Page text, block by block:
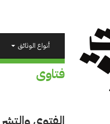
أنواع الوثائق
فتاوى